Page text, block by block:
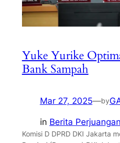
Yuke Yurike
Bank Sampah
Mar 27, 2025—by
in Berita Perjuangan
Komisi D DPRD DKI Jakarta